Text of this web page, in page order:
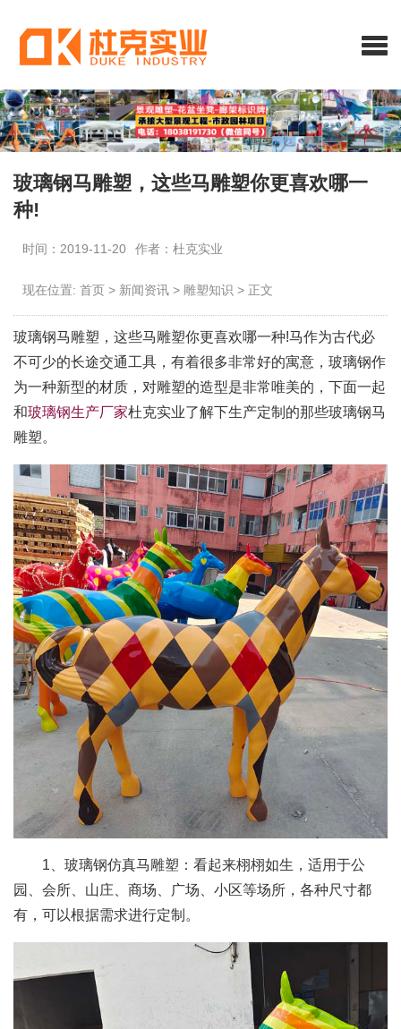
玻璃钢马雕塑，这些马雕塑你更喜欢哪一
种!
时间：2019-11-20 作者：杜克实业
现在位置: 首页 > 新闻资讯 > 雕塑知识 > 正文
玻璃钢马雕塑，这些马雕塑你更喜欢哪一种!马作为古代必
不可少的长途交通工具，有着很多非常好的寓意，玻璃钢作
为一种新型的材质，对雕塑的造型是非常唯美的，下面一起
和玻璃钢生产厂家杜克实业了解下生产定制的那些玻璃钢马
雕塑。
1、玻璃钢仿真马雕塑：看起来栩栩如生，适用于公
园、会所、山庄、商场、广场、小区等场所，各种尺寸都
有，可以根据需求进行定制。